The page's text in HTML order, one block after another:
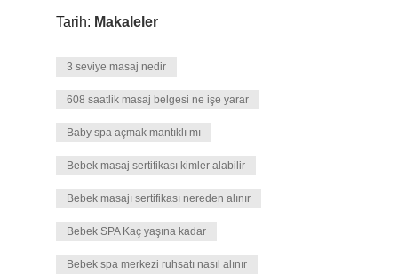
Tarih: Makaleler
3 seviye masaj nedir
608 saatlik masaj belgesi ne işe yarar
Baby spa açmak mantıklı mı
Bebek masaj sertifikası kimler alabilir
Bebek masajı sertifikası nereden alınır
Bebek SPA Kaç yaşına kadar
Bebek spa merkezi ruhsatı nasıl alınır